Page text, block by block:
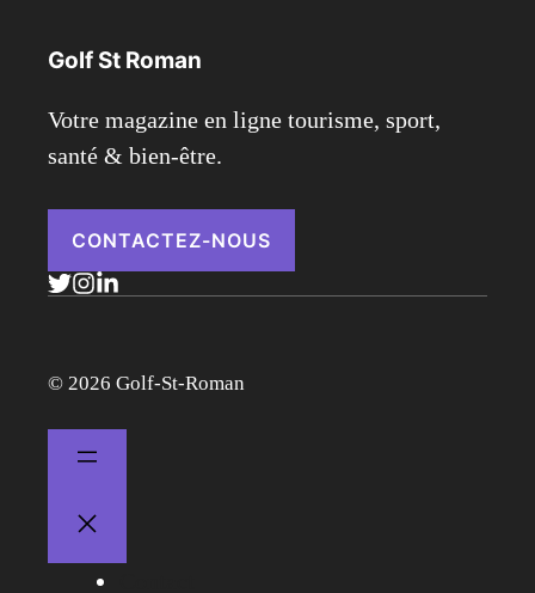
Golf St Roman
Votre magazine en ligne tourisme, sport,
santé & bien-être.
CONTACTEZ-NOUS
© 2026 Golf-St-Roman